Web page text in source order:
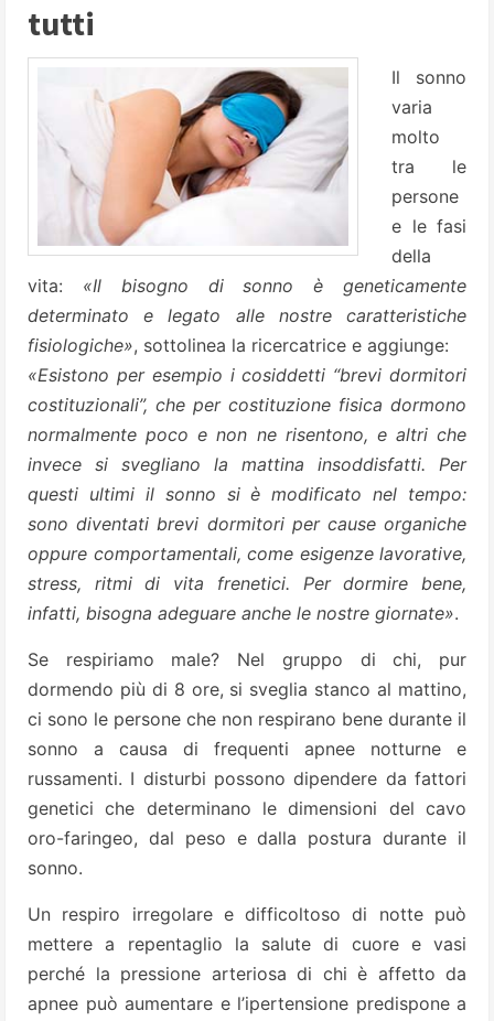
tutti
Il sonno
varia
molto
tra le
persone
e le fasi
della
vita: «Il bisogno di sonno è geneticamente
determinato e legato alle nostre caratteristiche
fisiologiche», sottolinea la ricercatrice e aggiunge:
«Esistono per esempio i cosiddetti “brevi dormitori
costituzionali”, che per costituzione fisica dormono
normalmente poco e non ne risentono, e altri che
invece si svegliano la mattina insoddisfatti. Per
questi ultimi il sonno si è modificato nel tempo:
sono diventati brevi dormitori per cause organiche
oppure comportamentali, come esigenze lavorative,
stress, ritmi di vita frenetici. Per dormire bene,
infatti, bisogna adeguare anche le nostre giornate».
Se respiriamo male? Nel gruppo di chi, pur
dormendo più di 8 ore, si sveglia stanco al mattino,
ci sono le persone che non respirano bene durante il
sonno a causa di frequenti apnee notturne e
russamenti. I disturbi possono dipendere da fattori
genetici che determinano le dimensioni del cavo
oro-faringeo, dal peso e dalla postura durante il
sonno.
Un respiro irregolare e difficoltoso di notte può
mettere a repentaglio la salute di cuore e vasi
perché la pressione arteriosa di chi è affetto da
apnee può aumentare e l’ipertensione predispone a